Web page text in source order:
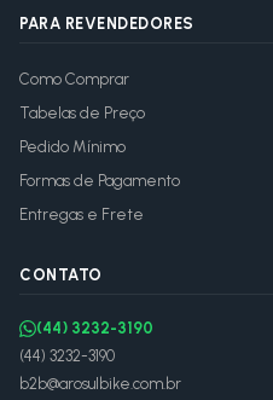
PARA REVENDEDORES
Como Comprar
Tabelas de Preço
Pedido Mínimo
Formas de Pagamento
Entregas e Frete
CONTATO
(44) 3232-3190
(44) 3232-3190
b2b@arosulbike.com.br